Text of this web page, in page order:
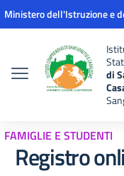
Vai ai contenuti
Vai al menu di navigazione
Vai al footer
Ministero dell'Istruzione e
di
FAMIGLIE E STUDENTI
Registro